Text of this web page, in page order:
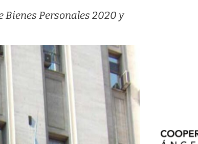
Personales 2020 y